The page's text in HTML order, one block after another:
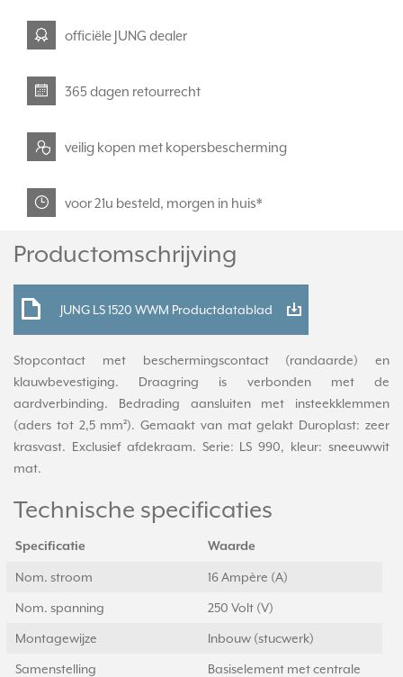
officiële JUNG dealer
365 dagen retourrecht
veilig kopen met kopersbescherming
voor 21u besteld, morgen in huis*
Productomschrijving
JUNG LS 1520 WWM Productdatablad
Stopcontact met beschermingscontact (randaarde) en
klauwbevestiging. Draagring is verbonden met de
aardverbinding. Bedrading aansluiten met insteekklemmen
(aders tot 2,5 mm²). Gemaakt van mat gelakt Duroplast: zeer
krasvast. Exclusief afdekraam. Serie: LS 990, kleur: sneeuwwit
mat.
Technische specificaties
Specificatie Waarde
Nom. stroom 16 Ampère (A)
Nom. spanning 250 Volt (V)
Montagewijze Inbouw (stucwerk)
Samenstelling
Basiselement met centrale